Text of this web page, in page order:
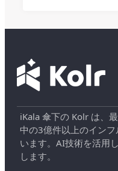
iKala 傘下の Kolr は、
中の3億件以上のイン
います。AI技術を活用
します。